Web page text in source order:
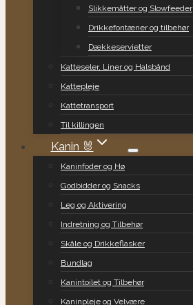
Slikkemåtter og Slowfeeder
Drikkefontæner og tilbehør
Dækkeservietter
Katteseler, Liner og Halsbånd
Kattepleje
Kattetransport
Til killingen
Kanin 🐰
Kaninfoder og Hø
Godbidder og Snacks
Leg og Aktivering
Indretning og Tilbehør
Skåle og Drikkeflasker
Bundlag
Kanintoilet og Tilbehør
Kaninpleje og Velvære